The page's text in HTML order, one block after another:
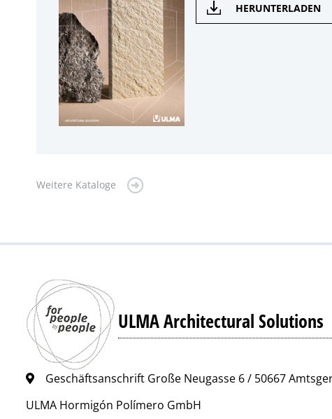
HERUNTERLADEN
Weitere Kataloge
ULMA Architectural Solutions
Geschäftsanschrift Große Neugasse 6 / 50667
ULMA Hormigón Polímero GmbH